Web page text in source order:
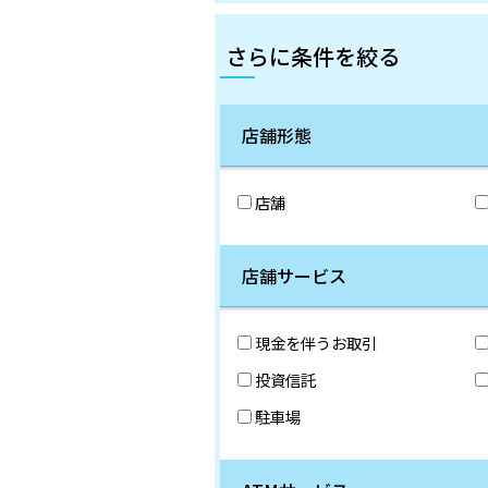
さらに条件を絞る
店舗形態
店舗
店舗サービス
現金を伴うお取引
投資信託
駐車場